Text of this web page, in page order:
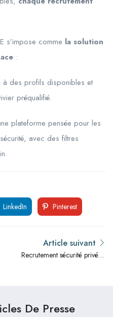
s’impose comme la solution
:
à des profils disponibles et
préqualifié.
plateforme pensée pour les
avec des filtres
LinkedIn Pinterest
Article suivant
Recrutement sécurité privée :
De Presse